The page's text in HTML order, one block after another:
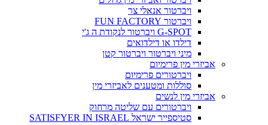
ויברטור אנאלי צר
ויברטור FUN FACTORY
G-SPOT ויברטור לנקודת ה ג'י
דילדו או דילדואים
מיני ויברטור ויברטור קטן
אביזרי מין פרימיום
ויברטורים פרימיום
סוללות ומטענים לאביזרי מין
אביזרי מין לנשים
ויברטורים עם שליטה מרחוק
סטיספייר ישראל SATISFYER IN ISRAEL